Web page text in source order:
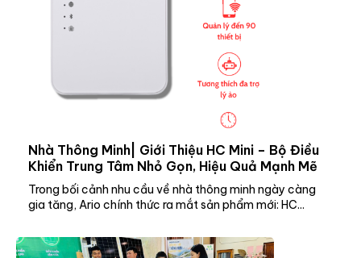
Nhà Thông Minh| Giới Thiệu HC Mini – Bộ Điều
Khiển Trung Tâm Nhỏ Gọn, Hiệu Quả Mạnh Mẽ
Trong bối cảnh nhu cầu về nhà thông minh ngày càng
gia tăng, Ario chính thức ra mắt sản phẩm mới: HC...